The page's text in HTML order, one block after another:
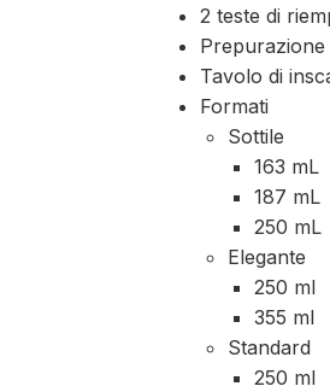
2 teste di
Prepurazione
Tavolo di
Formati
Sottile
163 mL
187 mL
250 mL
Elegante
250 ml
355 ml
Standard
250 ml